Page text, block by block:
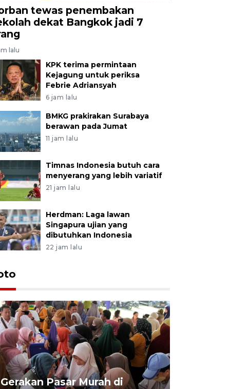
tewas penembakan
dekat Bangkok jadi 7
lalu
KPK terima permintaan
Kejagung untuk periksa
Febrie Adriansyah
6 jam lalu
BMKG prakirakan Surabaya
berawan pada Jumat
11 jam lalu
Timnas Indonesia butuh cara
menyerang yang lebih variatif
21 jam lalu
Herdman: Laga lawan
Singapura ujian yang
dibutuhkan Indonesia
22 jam lalu
Gerakan Pasar Murah di